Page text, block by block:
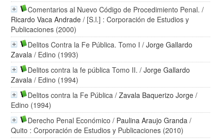
Comentarios al Nuevo Código de Procedimiento Penal. /
Ricardo Vaca Andrade / [S.l.] : Corporación de Estudios y
Publicaciones (2000)
Delitos Contra la Fe Pública. Tomo I /Jorge Gallardo
Zavala / Edino (1993)
Delitos contra la fe pública Tomo II. /Jorge Gallardo
Zavala / Edino (1994)
Delitos contra la Fe Pública /Zavala Baquerizo Jorge /
Edino (1994)
Derecho Penal Económico / Paulina Araujo Granda /
Quito : Corporación de Estudios y Publicaciones (2010)